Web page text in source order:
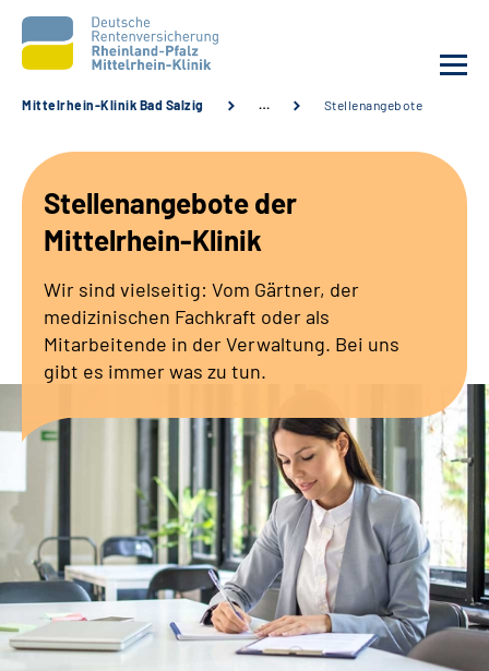
Unsere Angebote
Karriere
Zuweisende &
Leichte Sprache
Gebärdensprache
Mittelrhein-Klinik Bad Salzig … Stellenangebote
Stellenangebote der
Mittelrhein-Klinik
Wir sind vielseitig: Vom Gärtner, der
medizinischen Fachkraft oder als
Mitarbeitende in der Verwaltung. Bei uns
gibt es immer was zu tun.